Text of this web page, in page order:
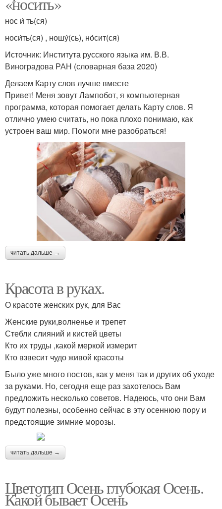
нос и́ ть(ся)
носи́ть(ся) , ношу́(сь), но́сит(ся)
Источник: Института русского языка им. В.В.
Виноградова РАН (словарная база 2020)
Делаем Карту слов лучше вместе
Привет! Меня зовут Лампобот, я компьютерная
программа, которая помогает делать Карту слов. Я
отлично умею считать, но пока плохо понимаю, как
устроен ваш мир. Помоги мне разобраться!
читать дальше →
Красота в руках.
О красоте женских рук, для Вас
Женские руки,волненье и трепет
Стебли слияний и кистей цветы
Кто их труды ,какой меркой измерит
Кто взвесит чудо живой красоты
Было уже много постов, как у меня так и других об уходе
за руками. Но, сегодня еще раз захотелось Вам
предложить несколько советов. Надеюсь, что они Вам
будут полезны, особенно сейчас в эту осеннюю пору и
предстоящие зимние морозы.
читать дальше →
Цветотип Осень глубокая Осень.
Какой бывает Осень